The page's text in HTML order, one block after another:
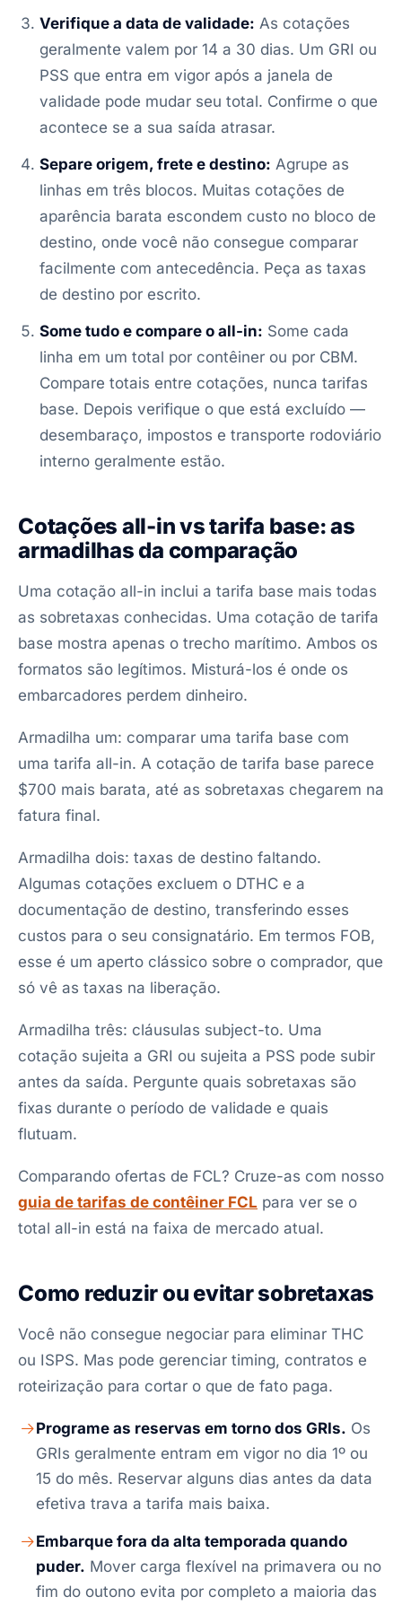
Verifique a data de validade: As cotações
geralmente valem por 14 a 30 dias. Um GRI ou
PSS que entra em vigor após a janela de
validade pode mudar seu total. Confirme o que
acontece se a sua saída atrasar.
Separe origem, frete e destino: Agrupe as
linhas em três blocos. Muitas cotações de
aparência barata escondem custo no bloco de
destino, onde você não consegue comparar
facilmente com antecedência. Peça as taxas
de destino por escrito.
Some tudo e compare o all-in: Some cada
linha em um total por contêiner ou por CBM.
Compare totais entre cotações, nunca tarifas
base. Depois verifique o que está excluído —
desembaraço, impostos e transporte rodoviário
interno geralmente estão.
Cotações all-in vs tarifa base: as
armadilhas da comparação
Uma cotação all-in inclui a tarifa base mais todas
as sobretaxas conhecidas. Uma cotação de tarifa
base mostra apenas o trecho marítimo. Ambos os
formatos são legítimos. Misturá-los é onde os
embarcadores perdem dinheiro.
Armadilha um: comparar uma tarifa base com
uma tarifa all-in. A cotação de tarifa base parece
$700 mais barata, até as sobretaxas chegarem na
fatura final.
Armadilha dois: taxas de destino faltando.
Algumas cotações excluem o DTHC e a
documentação de destino, transferindo esses
custos para o seu consignatário. Em termos FOB,
esse é um aperto clássico sobre o comprador, que
só vê as taxas na liberação.
Armadilha três: cláusulas subject-to. Uma
cotação sujeita a GRI ou sujeita a PSS pode subir
antes da saída. Pergunte quais sobretaxas são
fixas durante o período de validade e quais
flutuam.
Comparando ofertas de FCL? Cruze-as com nosso
guia de tarifas de contêiner FCL para ver se o
total all-in está na faixa de mercado atual.
Como reduzir ou evitar sobretaxas
Você não consegue negociar para eliminar THC
ou ISPS. Mas pode gerenciar timing, contratos e
roteirização para cortar o que de fato paga.
Programe as reservas em torno dos GRIs. Os
GRIs geralmente entram em vigor no dia 1º ou
15 do mês. Reservar alguns dias antes da data
efetiva trava a tarifa mais baixa.
Embarque fora da alta temporada quando
puder. Mover carga flexível na primavera ou no
fim do outono evita por completo a maioria das